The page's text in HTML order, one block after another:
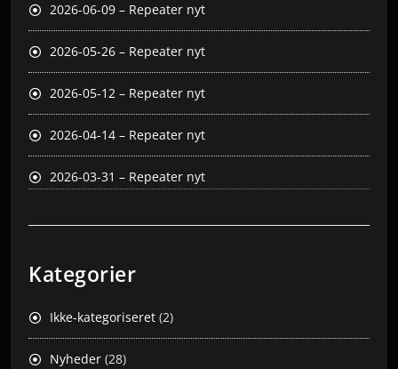
2026-06-09 – Repeater nyt
2026-05-26 – Repeater nyt
2026-05-12 – Repeater nyt
2026-04-14 – Repeater nyt
2026-03-31 – Repeater nyt
Kategorier
Ikke-kategoriseret (2)
Nyheder (28)